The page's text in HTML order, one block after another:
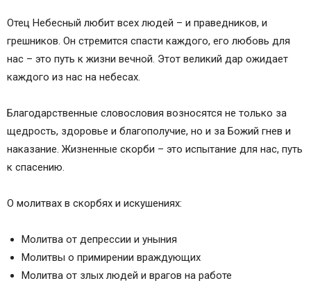
Отец Небесный любит всех людей – и праведников, и
грешников. Он стремится спасти каждого, его любовь для
нас – это путь к жизни вечной. Этот великий дар ожидает
каждого из нас на небесах.
Благодарственные словословия возносятся не только за
щедрость, здоровье и благополучие, но и за Божий гнев и
наказание. Жизненные скорби – это испытание для нас, путь
к спасению.
О молитвах в скорбях и искушениях:
Молитва от депрессии и уныния
Молитвы о примирении враждующих
Молитва от злых людей и врагов на работе